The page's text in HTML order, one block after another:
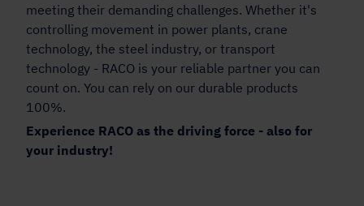
meeting their demanding challenges. Whether it's
controlling movement in power plants, crane
technology, the steel industry, or transport
technology - RACO is your reliable partner you can
count on. You can rely on our durable products
100%.
Experience RACO as the driving force - also for
your industry!